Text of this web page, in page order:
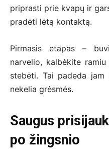
priprasti prie kvapų ir
pradėti lėtą kontaktą.
Pirmasis etapas –
narvelio, kalbėkite
stebėti. Tai padeda
nekelia grėsmės.
Saugus
po žingsnio